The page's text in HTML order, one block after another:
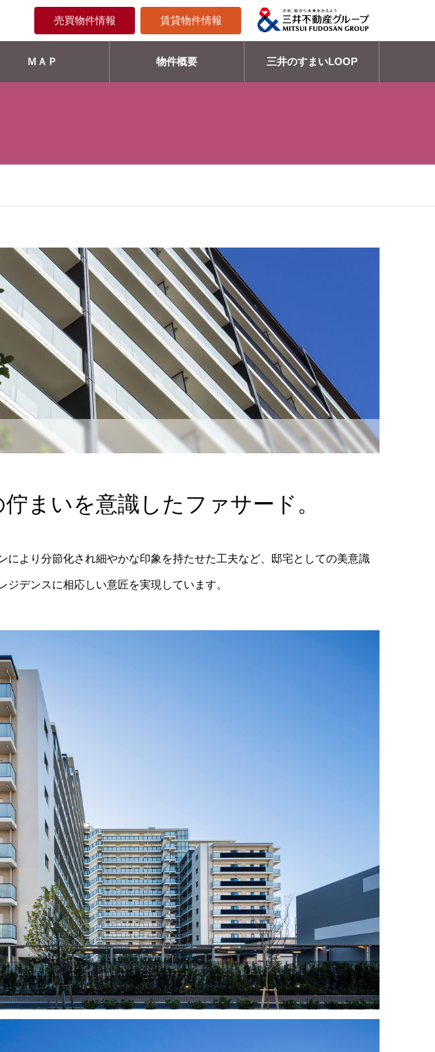
売買物件情報 賃貸物件情報
ＭＡＰ 物件概要 三井のすまいLOOP
まいを意識したファサード。
により分節化され細やかな印象を持たせた工夫など、邸宅としての美意識
デンスに相応しい意匠を実現しています。